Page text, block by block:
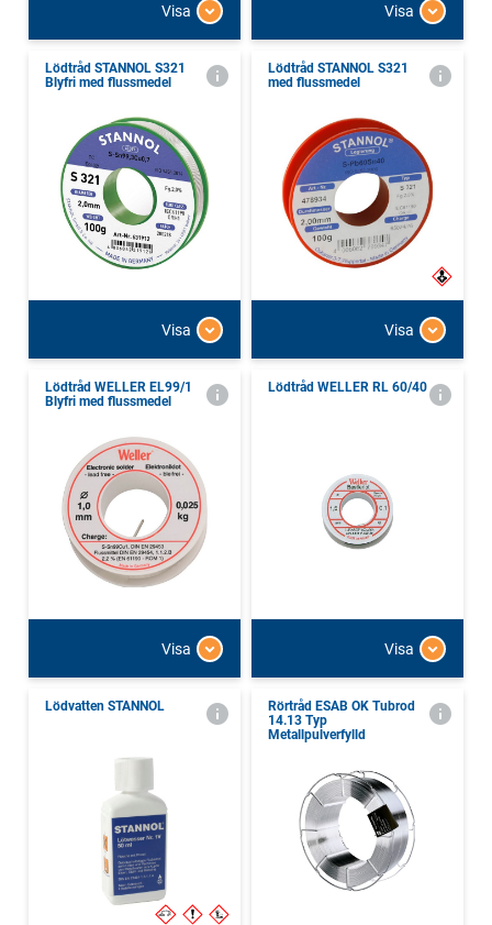
Visa Visa
Lödtråd STANNOL S321
Blyfri med flussmedel
Visa
Lödtråd STANNOL S321
med flussmedel
Visa
Lödtråd WELLER EL99/1
Blyfri med flussmedel
Visa
Lödtråd WELLER RL 60/40
Visa
Lödvatten STANNOL
Rörtråd ESAB OK Tubrod
14.13 Typ
Metallpulverfylld